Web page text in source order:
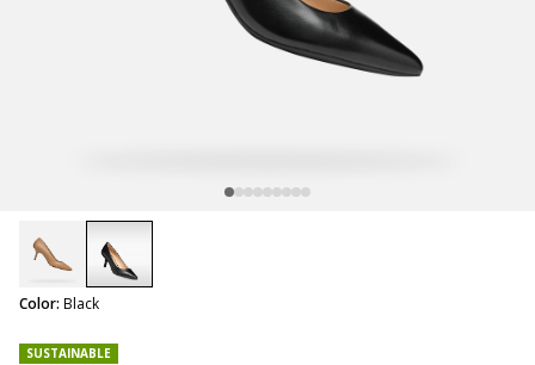
SUSTAINABLE
Color: Black